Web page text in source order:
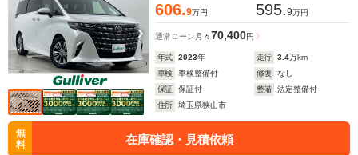
606.9万円 595.9万円
通常ローン 月々70,400円
年式 2023年 走行 3.4万km
車検
車検整備付 修復
なし
保証
保証付 整備
法定整備付
住所
埼玉県狭山市
無
料
在庫確認・見積依頼